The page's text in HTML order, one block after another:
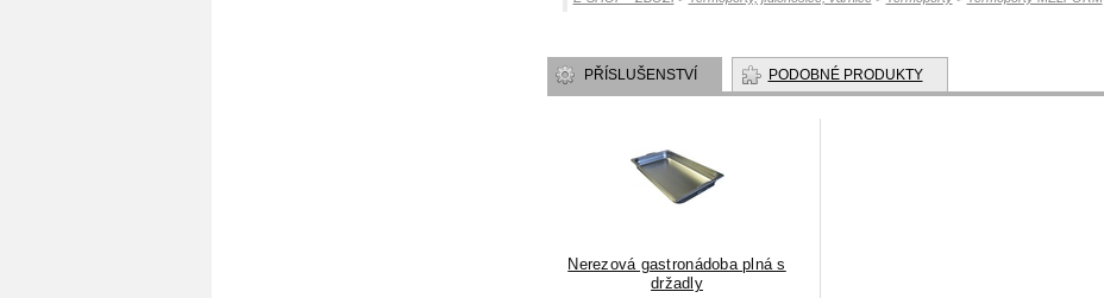
PŘÍSLUŠENSTVÍ PODOBNÉ PRODUKTY
Nerezová gastronádoba plná s
držadly